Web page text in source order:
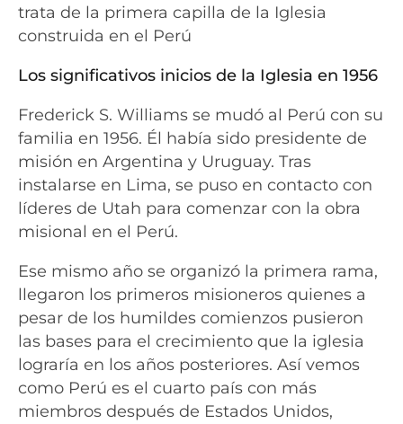
trata de la primera capilla de la Iglesia
construida en el Perú
Los significativos inicios de la Iglesia en 1956
Frederick S. Williams se mudó al Perú con su
familia en 1956. Él había sido presidente de
misión en Argentina y Uruguay. Tras
instalarse en Lima, se puso en contacto con
líderes de Utah para comenzar con la obra
misional en el Perú.
Ese mismo año se organizó la primera rama,
llegaron los primeros misioneros quienes a
pesar de los humildes comienzos pusieron
las bases para el crecimiento que la iglesia
lograría en los años posteriores. Así vemos
como Perú es el cuarto país con más
miembros después de Estados Unidos,